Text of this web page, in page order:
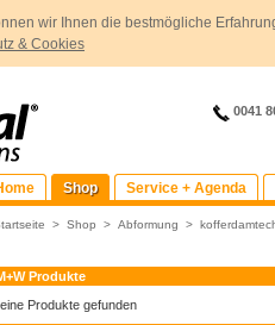
wir Ihnen die bestmögliche
& Cookies
0041
Shop
Service + Agenda
> Shop > Abformung >
Produkte
Produkte gefunden